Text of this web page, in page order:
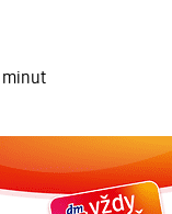
minut